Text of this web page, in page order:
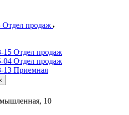
Отдел продаж
15 Отдел продаж
04 Отдел продаж
13 Приемная
10